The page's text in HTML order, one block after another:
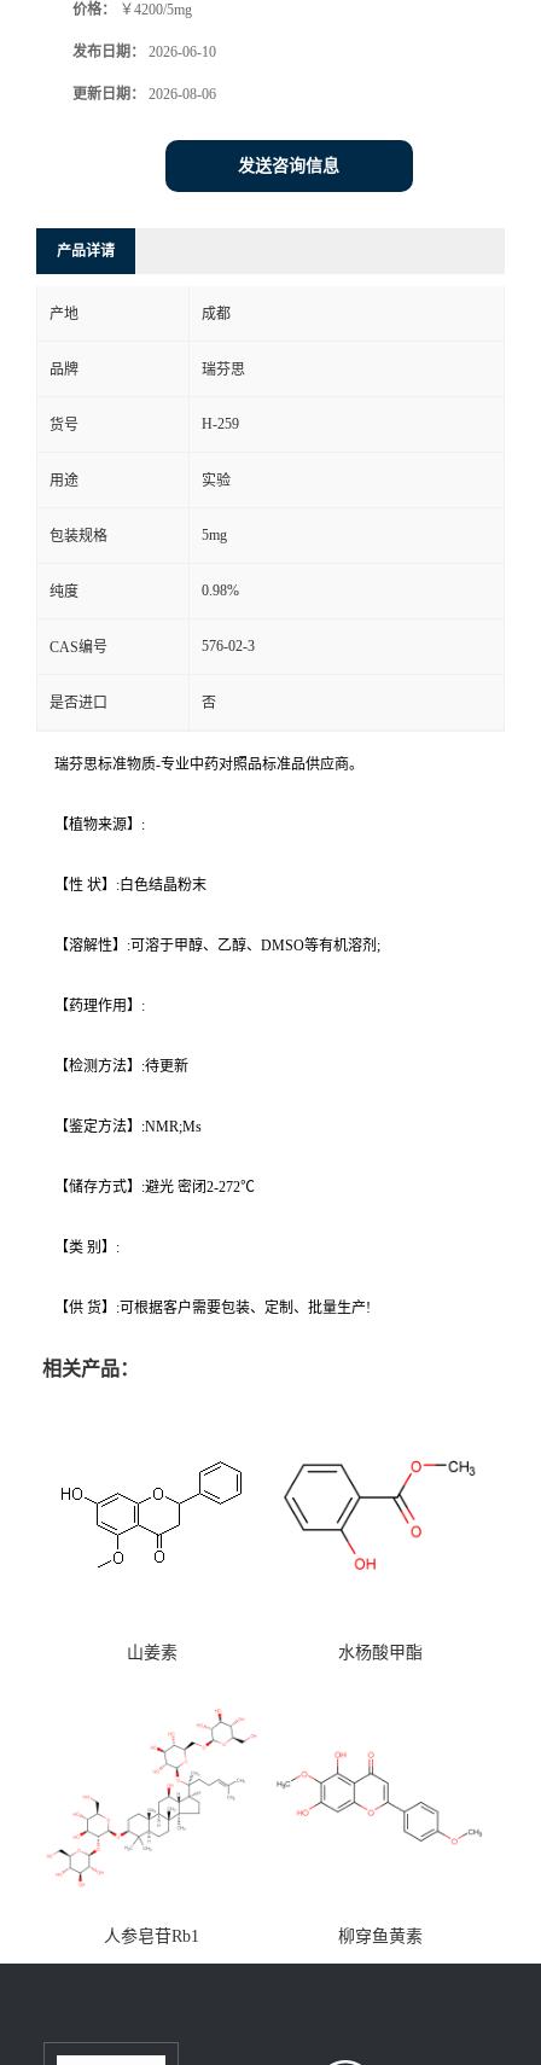
式
价格： ￥4200/5mg
发布日期： 2026-06-10
更新日期： 2026-08-06
发送咨询信息
产品详请
产地 成都
品牌 瑞芬思
货号 H-259
用途 实验
包装规格 5mg
纯度 0.98%
CAS编号 576-02-3
是否进口 否
瑞芬思标准物质-专业中药对照品标准品供应商。
【植物来源】:
【性 状】:白色结晶粉末
【溶解性】:可溶于甲醇、乙醇、DMSO等有机溶剂;
【药理作用】:
【检测方法】:待更新
【鉴定方法】:NMR;Ms
【储存方式】:避光 密闭2-272℃
【类 别】:
【供 货】:可根据客户需要包装、定制、批量生产!
相关产品：
山姜素 水杨酸甲酯
人参皂苷Rb1 柳穿鱼黄素